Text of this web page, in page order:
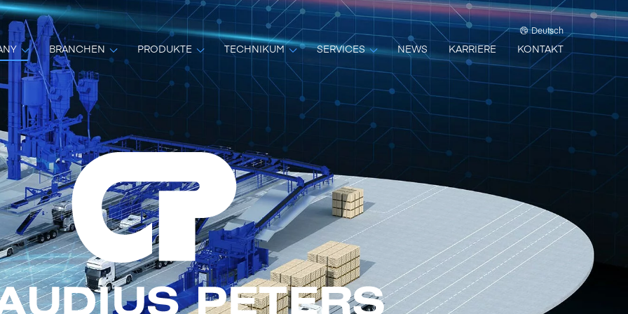
Deutsch
BRANCHEN PRODUKTE TECHNIKUM SERVICES NEWS KARRIERE KONTAKT